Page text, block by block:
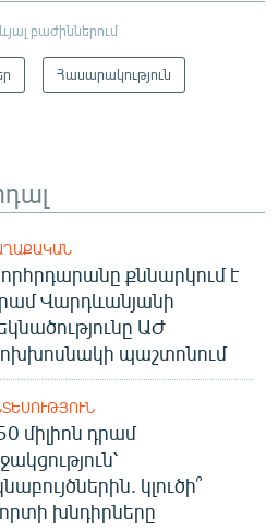
բաժիններում
Հասարակություն
քննարկում է
Վարդևանյանի
ԱԺ
պաշտոնում
միլիոն դրամ
կլուծի՞
խնդիրները